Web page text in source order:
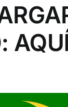
AQUÍ